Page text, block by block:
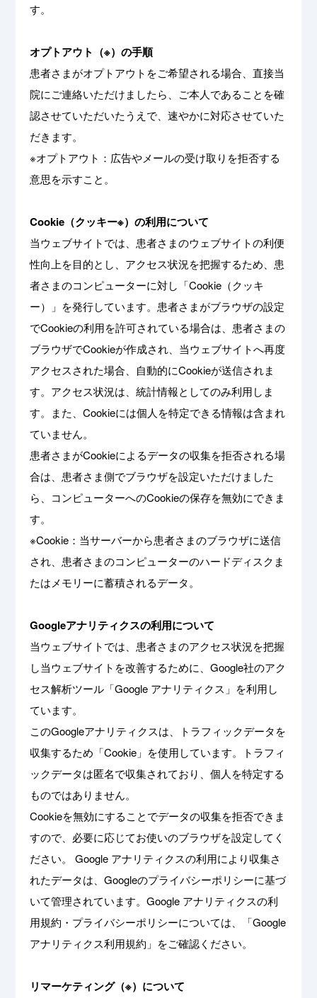
す。
オプトアウト（※）の手順
患者さまがオプトアウトをご希望される場合、直接当
院にご連絡いただけましたら、ご本人であることを確
認させていただいたうえで、速やかに対応させていた
だきます。
※オプトアウト：広告やメールの受け取りを拒否する
意思を示すこと。
Cookie（クッキー※）の利用について
当ウェブサイトでは、患者さまのウェブサイトの利便
性向上を目的とし、アクセス状況を把握するため、患
者さまのコンピューターに対し「Cookie（クッキ
ー）」を発行しています。患者さまがブラウザの設定
でCookieの利用を許可されている場合は、患者さまの
ブラウザでCookieが作成され、当ウェブサイトへ再度
アクセスされた場合、自動的にCookieが送信されま
す。アクセス状況は、統計情報としてのみ利用しま
す。また、Cookieには個人を特定できる情報は含まれ
ていません。
患者さまがCookieによるデータの収集を拒否される場
合は、患者さま側でブラウザを設定いただけました
ら、コンピューターへのCookieの保存を無効にできま
す。
※Cookie：当サーバーから患者さまのブラウザに送信
され、患者さまのコンピューターのハードディスクま
たはメモリーに蓄積されるデータ。
Googleアナリティクスの利用について
当ウェブサイトでは、患者さまのアクセス状況を把握
し当ウェブサイトを改善するために、Google社のアク
セス解析ツール「Google アナリティクス」を利用し
ています。
このGoogleアナリティクスは、トラフィックデータを
収集するため「Cookie」を使用しています。トラフィ
ックデータは匿名で収集されており、個人を特定する
ものではありません。
Cookieを無効にすることでデータの収集を拒否できま
すので、必要に応じてお使いのブラウザを設定してく
ださい。 Google アナリティクスの利用により収集さ
れたデータは、Googleのプライバシーポリシーに基づ
いて管理されています。Google アナリティクスの利
用規約・プライバシーポリシーについては、「Google
アナリティクス利用規約 」をご確認ください。
リマーケティング（※）について